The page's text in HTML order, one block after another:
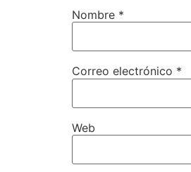
Nombre *
Correo electrónico *
Web